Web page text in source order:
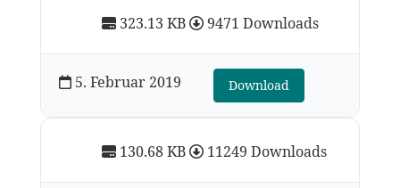
130.68 KB 11249 Downloads
323.13 KB 9471 Downloads
5. Februar 2019 Download